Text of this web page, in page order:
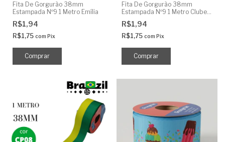
Fita De Gorgurão 38mm
Estampada Nº9 1 Metro Emília
R$1,94
R$1,75 com Pix
Fita De Gorgurão 38mm
Estampada Nº9 1 Metro Clube
de Futebol
R$1,94
R$1,75 com Pix